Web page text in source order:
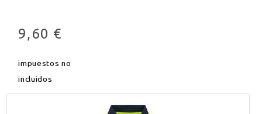
9,60 €
impuestos no
incluidos